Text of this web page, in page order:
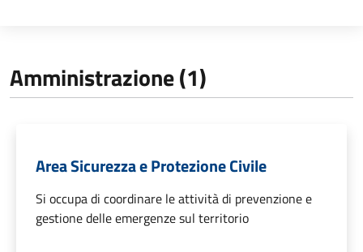
Amministrazione (1)
Area Sicurezza e Protezione Civile
Si occupa di coordinare le attività di prevenzione e
gestione delle emergenze sul territorio